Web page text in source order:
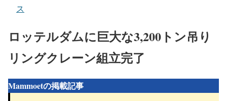
ス
ロッテルダムに巨大な3,200トン吊り
リングクレーン組立完了
Mammoetの掲載記事